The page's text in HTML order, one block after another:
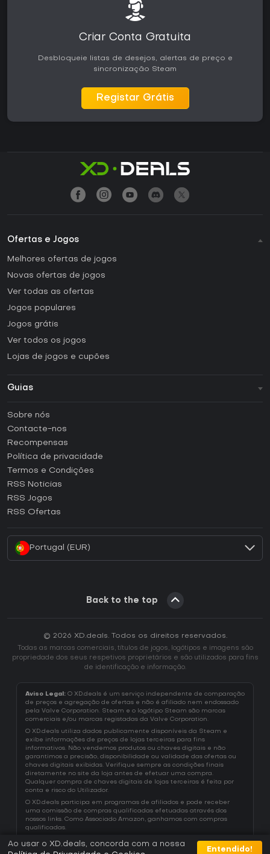
Criar Conta Gratuita
Desbloqueie listas de desejos, alertas de preço e
sincronização Steam
Registar Grátis
Ofertas e Jogos
Melhores ofertas de jogos
Novas ofertas de jogos
Ver todas as ofertas
Jogos populares
Jogos grátis
Ver todos os jogos
Lojas de jogos e cupões
Guias
Como ativar uma CD Key Steam?
Como ativar uma CD Key Epic Games?
Como ativar uma CD Key GOG?
Como ativar uma CD Key Ubisoft Connect?
Sobre nós
Contacte-nos
Recompensas
Política de privacidade
Termos e Condições
RSS Noticias
RSS Jogos
RSS Ofertas
Portugal (EUR)
Back to the top
© 2026 XD.deals. Todos os direitos reservados.
Todas as marcas comerciais, títulos de jogos, logótipos e imagens são
propriedade dos seus respetivos proprietários e são utilizados para fins
de identificação e informação.
Aviso Legal: O XD.deals é um serviço independente de comparação
de preços e agregação de ofertas e não é afiliado nem endossado
pela Valve Corporation. Steam e o logótipo Steam são marcas
comerciais e/ou marcas registadas da Valve Corporation.
O XD.deals utiliza dados publicamente disponíveis da Steam e
exibe informações de preços de lojas terceiras para fins
informativos. Não vendemos produtos ou chaves digitais e não
garantimos a precisão, disponibilidade ou validade das ofertas ou
chaves digitais exibidas. Verifique sempre as condições finais
diretamente no site da loja antes de efetuar uma compra.
Qualquer compra de chaves digitais de lojas terceiras é feita por
conta e risco do Utilizador.
O XD.deals participa em programas de afiliados e pode receber
uma comissão de compras qualificadas efetuadas através dos
nossos links. Como Associado Amazon, ganhamos com compras
qualificadas.
Ao usar o XD.deals, concorda com a nossa
Entendido!